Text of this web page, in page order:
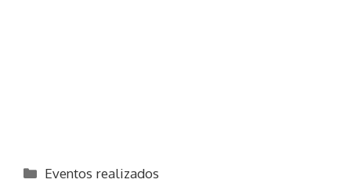
Categorías
Eventos realizados